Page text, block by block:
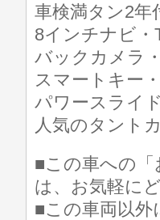
車検満タン2年
8インチナビ・
バックカメラ
スマートキー
パワースライ
人気のタント
■この車への「
は、お気軽に
■この車両以